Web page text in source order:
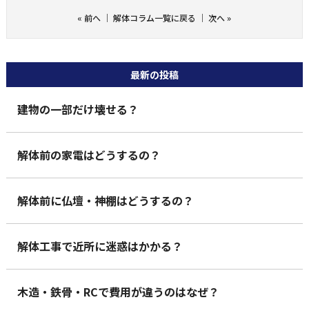
« 前へ ｜解体コラム一覧に戻る ｜次へ»
最新の投稿
建物の一部だけ壊せる？
解体前の家電はどうするの？
解体前に仏壇・神棚はどうするの？
解体工事で近所に迷惑はかかる？
木造・鉄骨・RCで費用が違うのはなぜ？